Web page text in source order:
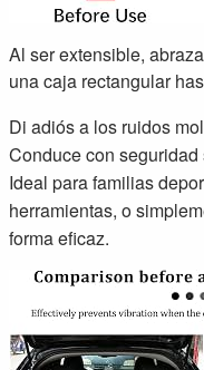
Al ser extensible,
una caja rectangular
Di adiós a los ruidos
Conduce con
Ideal para familias
herramientas, o
forma eficaz.